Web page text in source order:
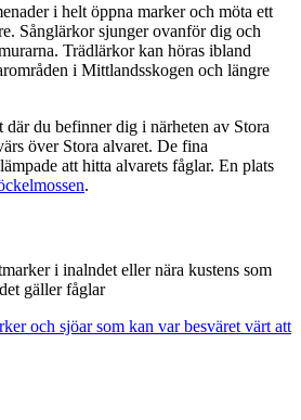
i helt öppna marker och möta ett
Sånglärkor sjunger ovanför dig och
Trädlärkor kan höras ibland
i Mittlandsskogen och längre
du befinner dig i närheten av Stora
över Stora alvaret. De fina
att hitta alvarets fåglar. En plats
.
i inalndet eller nära kustens som
gäller fåglar
och sjöar som kan var besväret värt att